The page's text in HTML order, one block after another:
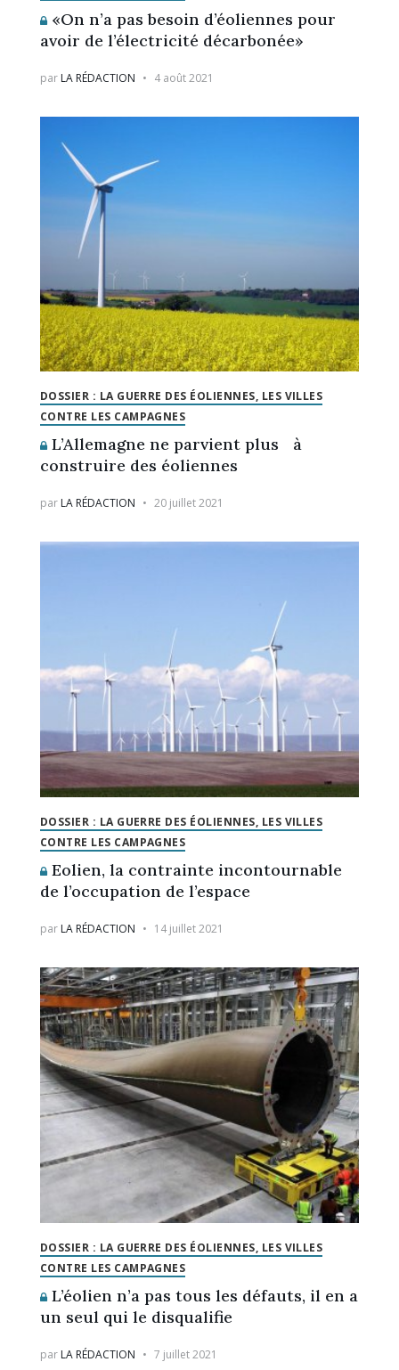
«On n’a pas besoin d’éoliennes pour
avoir de l’électricité décarbonée»
par LA RÉDACTION 4 août 2021
DOSSIER : LA GUERRE DES ÉOLIENNES, LES VILLES
CONTRE LES CAMPAGNES
L’Allemagne ne parvient plus à
construire des éoliennes
par LA RÉDACTION 20 juillet 2021
DOSSIER : LA GUERRE DES ÉOLIENNES, LES VILLES
CONTRE LES CAMPAGNES
Eolien, la contrainte incontournable
de l’occupation de l’espace
par LA RÉDACTION 14 juillet 2021
DOSSIER : LA GUERRE DES ÉOLIENNES, LES VILLES
CONTRE LES CAMPAGNES
L’éolien n’a pas tous les défauts, il en a
un seul qui le disqualifie
par LA RÉDACTION 7 juillet 2021